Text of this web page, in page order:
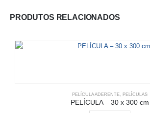
PRODUTOS RELACIONADOS
PELÍCULA ADERENTE PELÍCULAS
PELÍCULA – 30 x 300 cm